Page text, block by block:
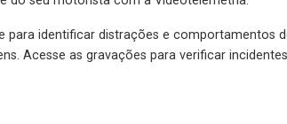
para identificar distrações e comportamentos de
Acesse as gravações para verificar incidentes